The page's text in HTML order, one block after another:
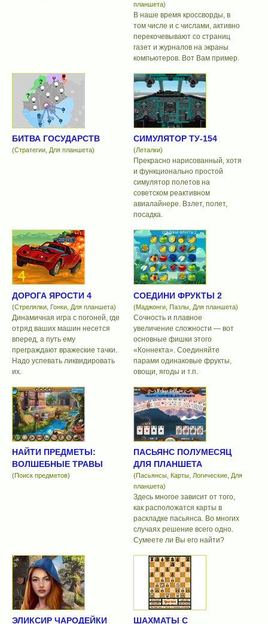
планшета)
В наше время кроссворды, в
том числе и с числами, активно
перекочевывают со страниц
газет и журналов на экраны
компьютеров. Вот Вам пример.
БИТВА ГОСУДАРСТВ
(Стратегии, Для планшета)
СИМУЛЯТОР ТУ-154
(Леталки)
Прекрасно нарисованный, хотя
и функционально простой
симулятор полетов на
советском реактивном
авиалайнере. Взлет, полет,
посадка.
ДОРОГА ЯРОСТИ 4
(Стрелялки, Гонки, Для планшета)
Динамичная игра с погоней, где
отряд ваших машин несется
вперед, а путь ему
преграждают вражеские тачки.
Надо успевать ликвидировать
их.
СОЕДИНИ ФРУКТЫ 2
(Маджонги, Пазлы, Для планшета)
Сочность и плавное
увеличение сложности — вот
основные фишки этого
«Коннекта». Соединяйте
парами одинаковые фрукты,
овощи, ягоды и т.п.
НАЙТИ ПРЕДМЕТЫ:
ВОЛШЕБНЫЕ ТРАВЫ
(Поиск предметов)
ПАСЬЯНС ПОЛУМЕСЯЦ
ДЛЯ ПЛАНШЕТА
(Пасьянсы, Карты, Логические, Для
планшета)
Здесь многое зависит от того,
как расположатся карты в
раскладке пасьянса. Во многих
случаях решение всего одно.
Сумеете ли Вы его найти?
ЭЛИКСИР ЧАРОДЕЙКИ ШАХМАТЫ С